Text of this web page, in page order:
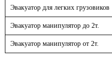
Эвакуатор для легких грузовиков
Эвакуатор манипулятор до 2т.
Эвакуатор манипулятор от 2т.